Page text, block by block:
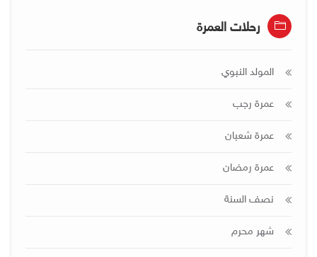
رحلات العمرة
المولد النبوي
عمرة رجب
عمرة شعبان
عمرة رمضان
نصف السنة
شهر محرم